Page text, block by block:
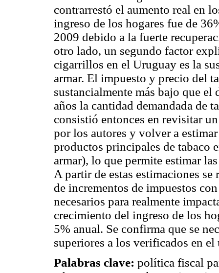
contrarrestó el aumento real en
ingreso de los hogares fue de
2009 debido a la fuerte
otro lado, un segundo factor
cigarrillos en el Uruguay es la
armar. El impuesto y precio del
sustancialmente más bajo que
años la cantidad demandada de
consistió entonces en revisitar
por los autores y volver a
productos principales de tabaco
armar), lo que permite estimar
A partir de estas estimaciones
de incrementos de impuestos
necesarios para realmente
crecimiento del ingreso de los
5% anual. Se confirma que se
superiores a los verificados en
Palabras clave: política fiscal